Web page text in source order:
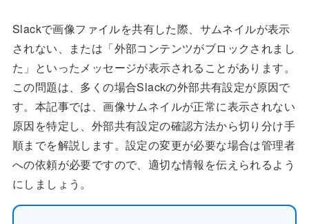
Slackで画像ファイルを共有した際、サムネイルが表示
されない、または「外部コンテンツがブロックされまし
た」といったメッセージが表示されることがあります。
この問題は、多くの場合Slackの外部共有設定が原因で
す。本記事では、画像サムネイルが正常に表示されない
原因を特定し、外部共有設定の確認方法から切り分け手
順までを解説します。設定の変更が必要な場合は管理者
への依頼が必要ですので、適切な情報を伝えられるよう
にしましょう。